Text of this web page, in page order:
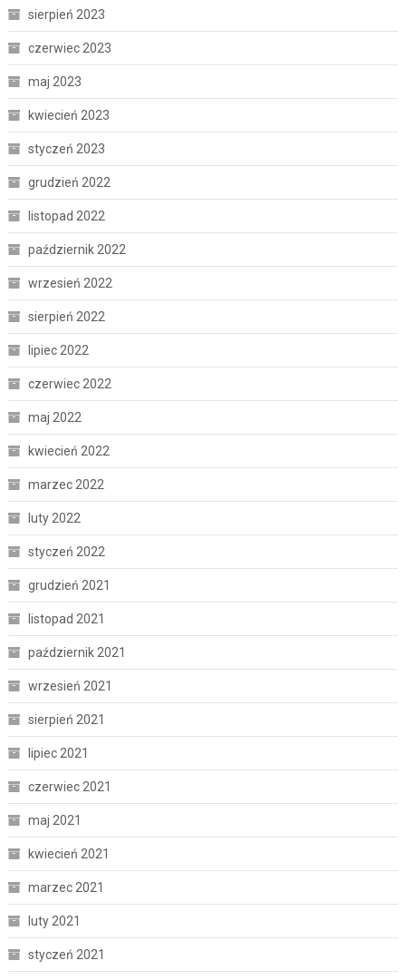
sierpień 2023
czerwiec 2023
maj 2023
kwiecień 2023
styczeń 2023
grudzień 2022
listopad 2022
październik 2022
wrzesień 2022
sierpień 2022
lipiec 2022
czerwiec 2022
maj 2022
kwiecień 2022
marzec 2022
luty 2022
styczeń 2022
grudzień 2021
listopad 2021
październik 2021
wrzesień 2021
sierpień 2021
lipiec 2021
czerwiec 2021
maj 2021
kwiecień 2021
marzec 2021
luty 2021
styczeń 2021